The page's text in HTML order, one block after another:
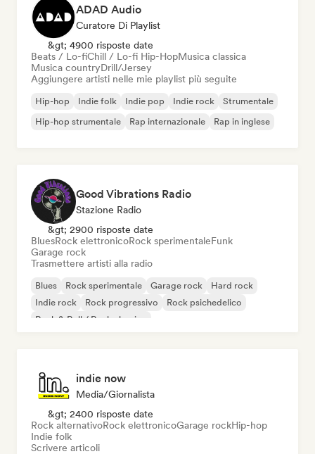
ADAD Audio
Curatore Di Playlist
&gt; 4900 risposte date
Beats / Lo-fiChill / Lo-fi Hip-HopMusica classica
Musica countryDrill/Jersey
Aggiungere artisti nelle mie playlist più seguite
Hip-hop Indie folk Indie pop Indie rock
Strumentale
Hip-hop strumentale
Rap internazionale Rap in inglese
Good Vibrations Radio
Stazione Radio
&gt; 2900 risposte date
BluesRock elettronicoRock sperimentaleFunk
Garage rock
Trasmettere artisti alla radio
Blues Rock sperimentale Garage rock
Hard rock
Indie rock
Rock progressivo
Rock psichedelico
Rock & Roll / Rock classico
indie now
Media/Giornalista
&gt; 2400 risposte date
Rock alternativoRock elettronicoGarage rockHip-hop
Indie folk
Scrivere articoli